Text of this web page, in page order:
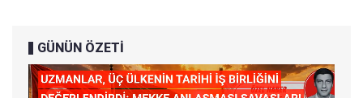
GÜNÜN ÖZETİ